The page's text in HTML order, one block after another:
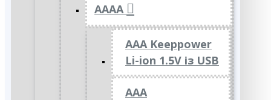
АААА
AAA Keeppower
Li-ion 1.5V із USB
ААА